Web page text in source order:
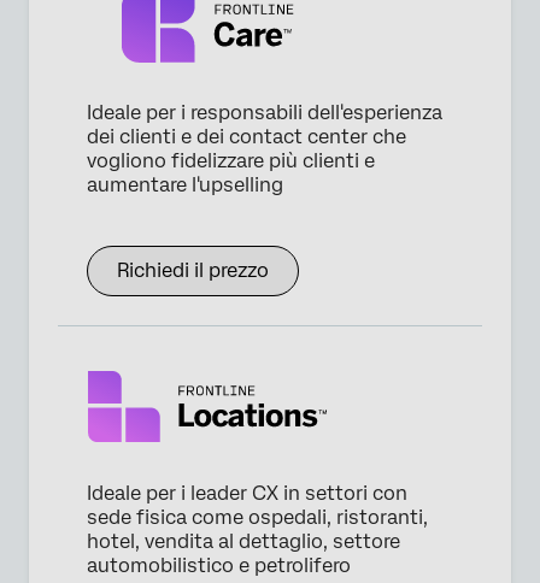
Ideale per i responsabili dell'esperienza
dei clienti e dei contact center che
vogliono fidelizzare più clienti e
aumentare l'upselling
Richiedi il prezzo
Ideale per i leader CX in settori con
sede fisica come ospedali, ristoranti,
hotel, vendita al dettaglio, settore
automobilistico e petrolifero